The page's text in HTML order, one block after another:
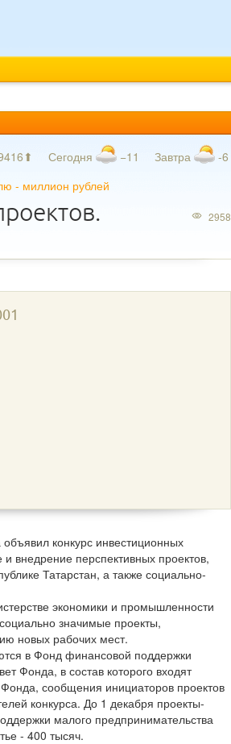
Сегодня −11 Завтра -6
- миллион рублей
2958
конкурс инвестиционных
внедрение перспективных проектов,
Татарстан, а также социально-
экономики и промышленности
значимые проекты,
новых рабочих мест.
в Фонд финансовой поддержки
Фонда, в состав которого входят
сообщения инициаторов проектов
конкурса. До 1 декабря проекты-
малого предпринимательства
- 400 тысяч.